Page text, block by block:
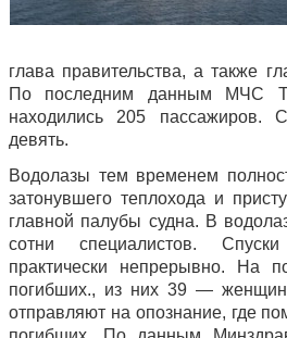
глава правительства, а также
По последним данным МЧС
находились 205 пассажиров.
девять.
Водолазы тем временем
затонувшего теплохода и
главной палубы судна. В
сотни специалистов.
практически непрерывно. На
погибших., из них 39 —
отправляют на опознание, где